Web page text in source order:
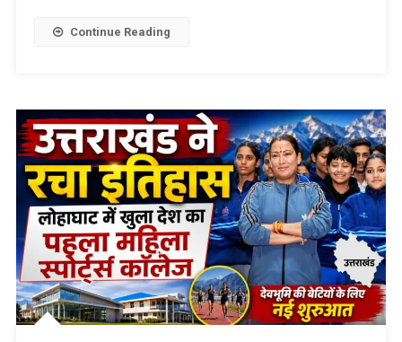
Continue Reading